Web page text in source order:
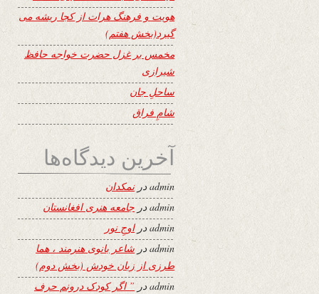
هویت و فرهنگ هرات از کجا ریشه می
گیرد(بخش هفتم)
مخمس بر غزل حضرت خواجه حافظ
شیرازی
ساحلِ جان
شامِ فراق
آخرین دیدگاه‌ها
adminدرنمکدان
adminدر جامعه هنری افغانستان
adminدراوجِ نور
adminدر شاعر بانوی هنرمند ، هما
طرزی از زبان خودش (بخش دوم)
adminدر ” اگر کودک درونم حرف